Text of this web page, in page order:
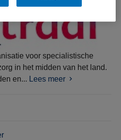
voor specialistische
in het midden van het land.
en... Lees meer